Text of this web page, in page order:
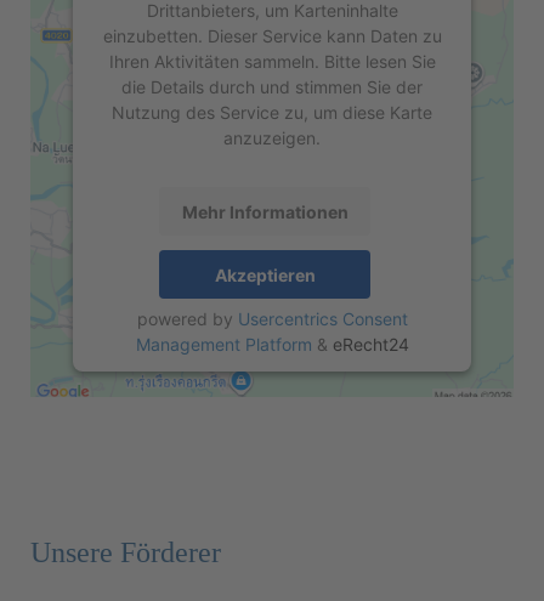
Drittanbieters, um Karteninhalte
einzubetten. Dieser Service kann Daten zu
Ihren Aktivitäten sammeln. Bitte lesen Sie
die Details durch und stimmen Sie der
Nutzung des Service zu, um diese Karte
anzuzeigen.
Mehr Informationen
Akzeptieren
powered by Usercentrics Consent
Management Platform & eRecht24
Unsere Förderer